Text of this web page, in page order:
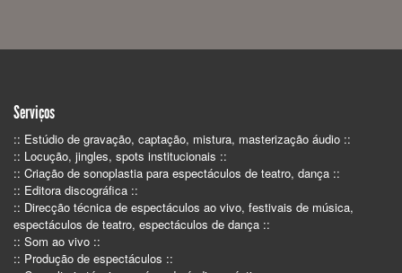
Serviços
:: Estúdio de gravação, captação, mistura, masterização áudio ::
:: Locução, jingles, spots institucionais ::
:: Criação de sonoplastia para espectáculos de teatro, dança ::
:: Editora discográfica ::
:: Direcção técnica de espectáculos ao vivo, festivais de música,
espectáculos de teatro, espectáculos de dança ::
:: Som ao vivo ::
:: Produção de espectáculos ::